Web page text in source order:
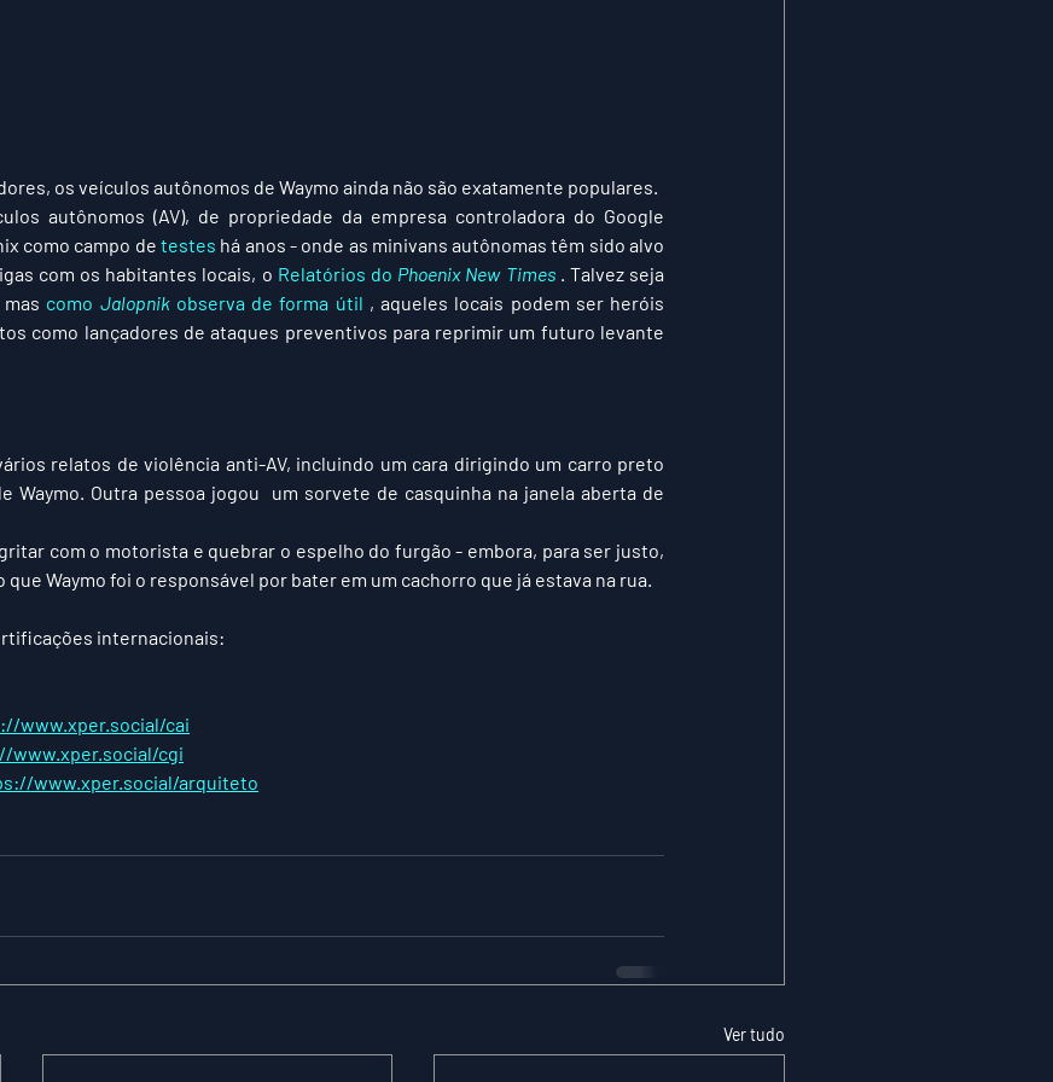
os veículos autônomos de Waymo ainda não são exatamente populares.
autônomos (AV), de propriedade da empresa controladora do Google
como campo de testes há anos - onde as minivans autônomas têm sido alvo
com os habitantes locais, o Relatórios do Phoenix New Times . Talvez seja
como Jalopnik observa de forma útil , aqueles locais podem ser heróis
como lançadores de ataques preventivos para reprimir um futuro levante
relatos de violência anti-AV, incluindo um cara dirigindo um carro preto
Waymo. Outra pessoa jogou  um sorvete de casquinha na janela aberta de
com o motorista e quebrar o espelho do furgão - embora, para ser justo,
Waymo foi o responsável por bater em um cachorro que já estava na rua.
internacionais:
www.xper.social/cai
www.xper.social/cgi
www.xper.social/arquiteto
Ver tudo